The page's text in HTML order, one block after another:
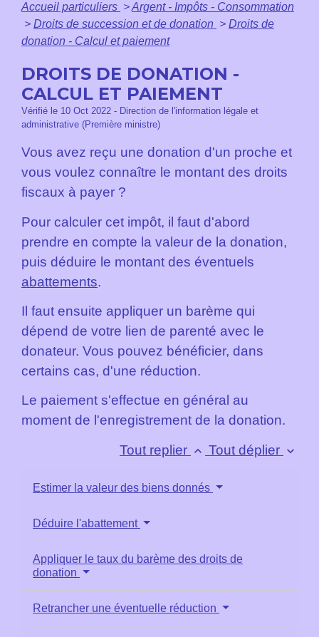
Accueil particuliers >Argent - Impôts - Consommation
> Droits de succession et de donation > Droits de
donation - Calcul et paiement
DROITS DE DONATION -
CALCUL ET PAIEMENT
Vérifié le 10 Oct 2022 - Direction de l'information légale et
administrative (Première ministre)
Vous avez reçu une donation d'un proche et
vous voulez connaître le montant des droits
fiscaux à payer ?
Pour calculer cet impôt, il faut d'abord
prendre en compte la valeur de la donation,
puis déduire le montant des éventuels
abattements.
Il faut ensuite appliquer un barème qui
dépend de votre lien de parenté avec le
donateur. Vous pouvez bénéficier, dans
certains cas, d'une réduction.
Le paiement s'effectue en général au
moment de l'enregistrement de la donation.
Tout replier keyboard_arrow_up Tout déplier keyboard_arrow_down
Estimer la valeur des biens donnés
Déduire l'abattement
Appliquer le taux du barème des droits de
donation
Retrancher une éventuelle réduction